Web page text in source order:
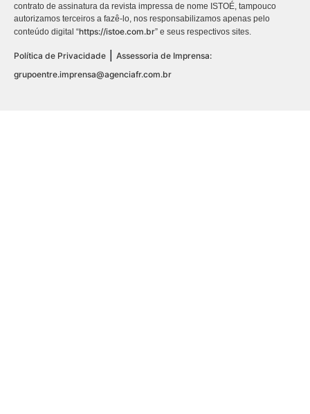
contrato de assinatura da revista impressa de nome ISTOÉ, tampouco
autorizamos terceiros a fazê-lo, nos responsabilizamos apenas pelo
conteúdo digital “https://istoe.com.br” e seus respectivos sites.
Política de Privacidade | Assessoria de Imprensa:
grupoentre.imprensa@agenciafr.com.br